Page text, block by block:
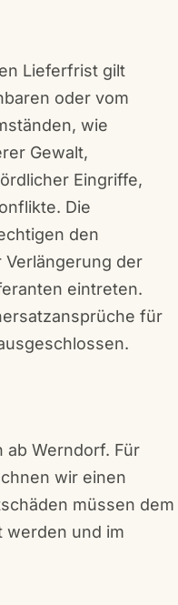
Lieferfrist gilt
oder vom
wie
Gewalt,
Eingriffe,
Die
den
Verlängerung der
eintreten.
für
ab Werndorf. Für
wir einen
müssen dem
werden und im